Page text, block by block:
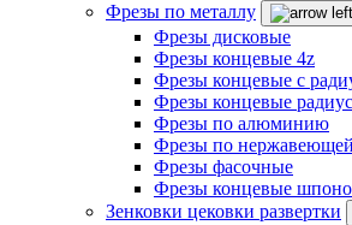
Фрезы по металлу
Фрезы дисковые
Фрезы концевые 4z
Фрезы концевые с
Фрезы концевые
Фрезы по алюминию
Фрезы по нержавеющей
Фрезы фасочные
Фрезы концевые
Зенковки цековки развертки